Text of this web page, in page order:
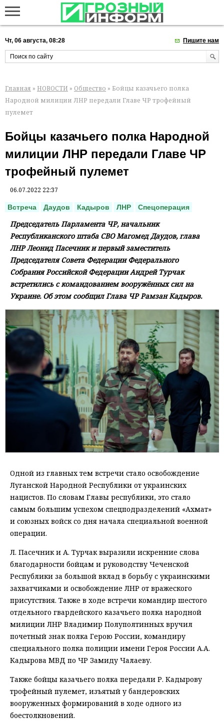
Чт, 06 августа, 08:28 Пишите нам
Главная » НОВОСТИ » Общество » Бойцы казачьего полка
Народной милиции ЛНР передали Главе ЧР трофейный
пулемет
Бойцы казачьего полка Народной
милиции ЛНР передали Главе ЧР
трофейный пулемет
06.07.2022 22:37
Встреча Даудов Кадыров ЛНР Спецоперация
Председатель Парламента ЧР, начальник
Республиканского штаба СВО Магомед Даудов, глава
ЛНР Леонид Пасечник и первый заместитель
Председателя Совета Федерации Федерального
Собрания Российской Федерации Андрей Турчак
встретились с командованием вооружённых сил на
Украине. Об этом сообщил Глава ЧР Рамзан Кадыров.
Одной из главных тем встречи стало освобождение
Луганской Народной Республики от украинских
нацистов. По словам Главы республики, это стало
самым большим успехом спецподразделений «Ахмат»
и союзных войск со дня начала специальной военной
операции.
Л. Пасечник и А. Турчак выразили искренние слова
благодарности бойцам и руководству Чеченской
Республики за большой вклад в борьбу с украинскими
захватчиками и освобождение ЛНР от вражеского
присутствия. Также в ходе встречи командир шестого
отдельного гвардейского казачьего полка народной
милиции ЛНР Владимир Полуполтинных вручил
почетный знак полка Герою России, командиру
специального полка полиции имени Героя России А.А.
Кадырова МВД по ЧР Замиду Чалаеву.
Также бойцы казачьего полка передали Р. Кадырову
трофейный пулемет, изъятый у бандеровских
вооруженных формирований в ходе одного из
боестолкновений.